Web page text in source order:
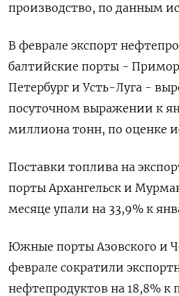
производство, по данным
В феврале экспорт
балтийские порты -
Петербург и Усть-Луга -
посуточном выражении к
миллиона тонн, по оценке
Поставки топлива на
порты Архангельск и
месяце упали на 33,9% к
Южные порты Азовского и
феврале сократили
нефтепродуктов на 18,8%